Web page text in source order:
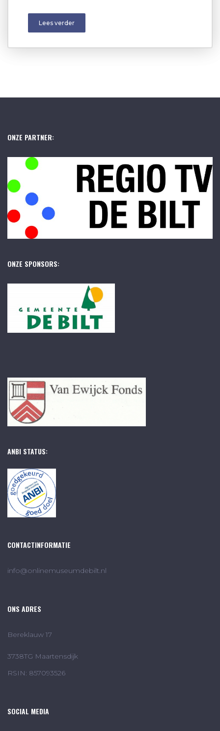
Lees verder
ONZE PARTNER:
ONZE SPONSORS:
ANBI STATUS:
CONTACTINFORMATIE
info@onlinemuseumdebilt.nl
ONS ADRES
Bereklauw 17
3738TG Maartensdijk
RSIN: 857093526
SOCIAL MEDIA